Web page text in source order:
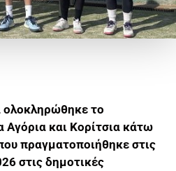
ολοκληρώθηκε το
Αγόρια και Κορίτσια κάτω
πραγματοποιήθηκε στις
στις δημοτικές